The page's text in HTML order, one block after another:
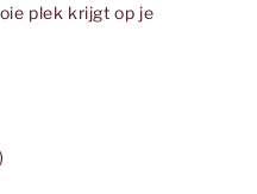
plek krijgt op je